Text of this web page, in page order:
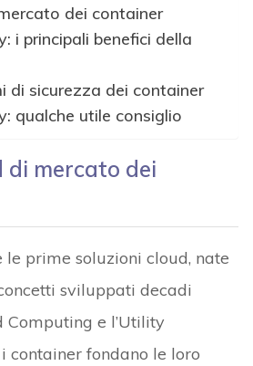
dei container
i principali benefici della
di sicurezza dei container
qualche utile consiglio
mercato dei
le prime soluzioni cloud, nate
sviluppati decadi
e l’Utility
container fondano le loro